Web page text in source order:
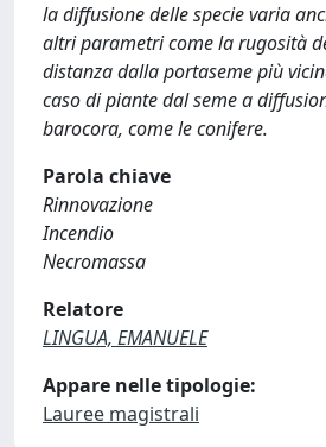
la diffusione delle specie varia
altri parametri come la rugosità
distanza dalla portaseme più
caso di piante dal seme a
barocora, come le conifere.
Parola chiave
Rinnovazione
Incendio
Necromassa
Relatore
LINGUA, EMANUELE
Appare nelle tipologie:
Lauree magistrali